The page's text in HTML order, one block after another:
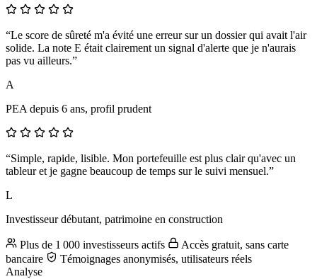
“Le score de sûreté m'a évité une erreur sur un dossier qui avait l'air
solide. La note E était clairement un signal d'alerte que je n'aurais
pas vu ailleurs.”
A
PEA depuis 6 ans, profil prudent
“Simple, rapide, lisible. Mon portefeuille est plus clair qu'avec un
tableur et je gagne beaucoup de temps sur le suivi mensuel.”
L
Investisseur débutant, patrimoine en construction
Plus de 1 000 investisseurs actifs
Accès gratuit, sans carte
bancaire
Témoignages anonymisés, utilisateurs réels
Analyse